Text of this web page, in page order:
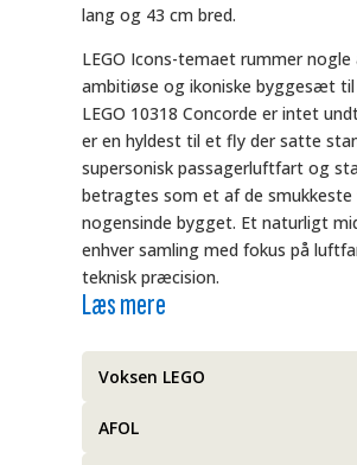
lang og 43 cm bred.
LEGO Icons-temaet rummer
ambitiøse og ikoniske byggesæt
LEGO 10318 Concorde er intet
er en hyldest til et fly der satte
supersonisk passagerluftfart og
betragtes som et af de smukkeste
nogensinde bygget. Et naturligt
enhver samling med fokus på
teknisk præcision.
Læs mere
Voksen LEGO
AFOL